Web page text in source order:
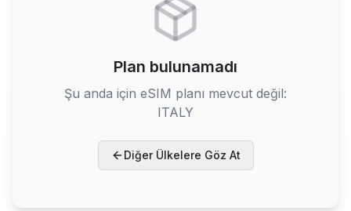
Plan bulunamadı
Şu anda için eSIM planı mevcut değil:
ITALY
Diğer Ülkelere Göz At